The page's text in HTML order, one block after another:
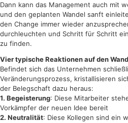
Dann kann das Management auch mit
und den geplanten Wandel sanft
den Change immer wieder
durchleuchten und Schritt für Schritt
zu finden.
Vier typische Reaktionen auf den
Befindet sich das Unternehmen
Veränderungsprozess, kristallisieren
der Belegschaft dazu heraus:
1. Begeisterung: Diese Mitarbeiter
Vorkämpfer der neuen Idee bereit
2. Neutralität: Diese Kollegen sind ein